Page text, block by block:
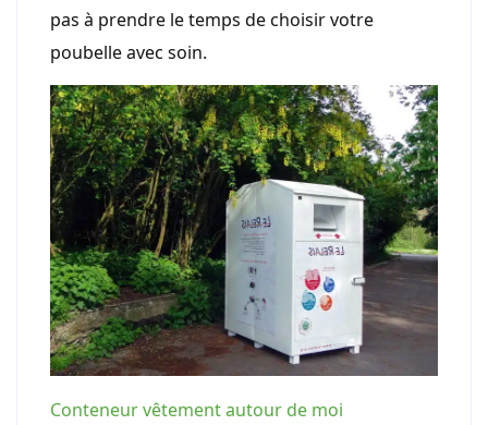
pas à prendre le temps de choisir votre
poubelle avec soin.
Conteneur vêtement autour de moi